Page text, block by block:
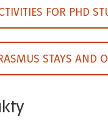
FOR PHD
STAYS AND